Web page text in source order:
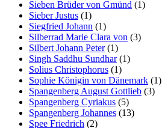
Sieben Brüder von Gmünd (1)
Sieber Justus (1)
Siegfried Johann (1)
Silberrad Marie Clara von (3)
Silbert Johann Peter(1)
Singh Saddhu Sundhar(1)
Solius Christophorus (1)
Sophie Königin von Dänemark (1)
Spangenberg August Gottlieb (3)
Spangenberg Cyriakus (5)
Spangenberg Johannes (13)
Spee Friedrich (2)